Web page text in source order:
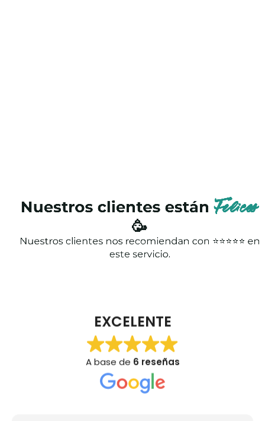
Nuestros clientes estánFelices
🥳
Nuestros clientes nos recomiendan con ⭐⭐⭐⭐⭐ en
este servicio.
A base de6 reseñas